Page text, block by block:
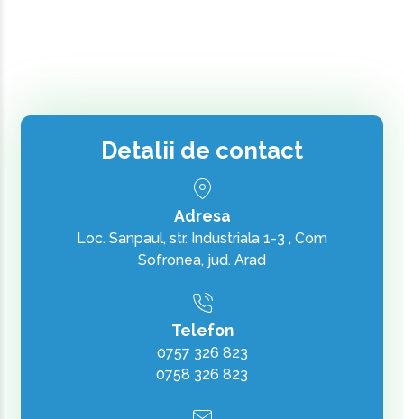
Detalii de contact
Adresa
Loc. Sanpaul, str. Industriala 1-3 , Com
Sofronea, jud. Arad
Telefon
0757 326 823
0758 326 823